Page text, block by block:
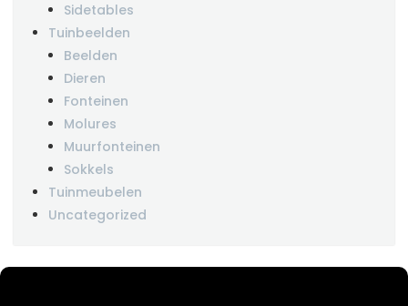
Sidetables
Tuinbeelden
Beelden
Dieren
Fonteinen
Molures
Muurfonteinen
Sokkels
Tuinmeubelen
Uncategorized